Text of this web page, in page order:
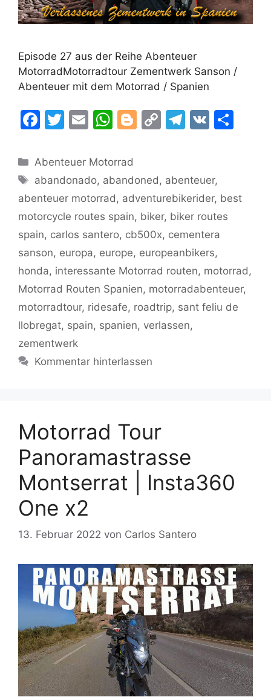
Episode 27 aus der Reihe Abenteuer
MotorradMotorradtour Zementwerk Sanson /
Abenteuer mit dem Motorrad / Spanien
F
c
e
b
o
o
k
T
itt
er
E
ai
l
W
at
s
A
p
p
Bl
g
er
C
y
Li
n
k
T
gr
a
m
V
Kategorien
Abenteuer Motorrad
Schlagwörter
abandonado, abandoned , abenteuer,
abenteuer motorrad , adventurebikerider, best
motorcycle routes spain, biker, biker routes
spain, carlos santero, cb500x, cementera
sanson, europa, europe, europeanbikers,
honda, interessante Motorrad routen, motorrad ,
Motorrad Routen Spanien, motorradabenteuer,
motorradtour, ridesafe, roadtrip, sant feliu de
llobregat, spain, spanien, verlassen,
zementwerk
Kommentar hinterlassen
Motorrad Tour
Panoramastrasse
Montserrat | Insta360
One x2
13. Februar 2022 von Carlos Santero